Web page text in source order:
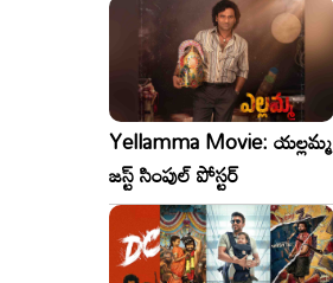
Yellamma Movie: యల్లమ్మ
జస్ట్ సింపుల్ పోస్టర్